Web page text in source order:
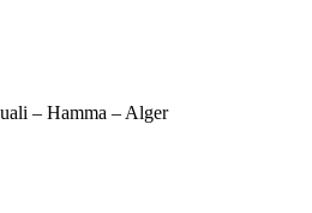
– Hamma – Alger